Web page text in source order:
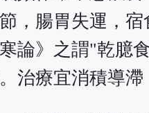
，腸胃失運，
論》之謂"乾臆
治療宜消積導滯